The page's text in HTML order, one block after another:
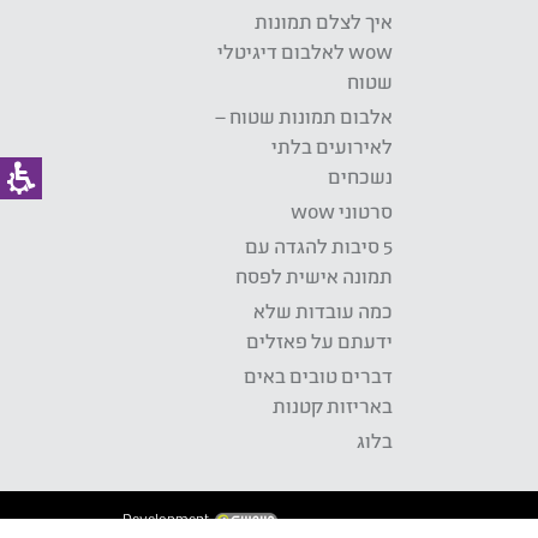
איך לצלם תמונות
wow לאלבום דיגיטלי
שטוח
אלבום תמונות שטוח –
לאירועים בלתי
נשכחים
סרטוני wow
5 סיבות להגדה עם
תמונה אישית לפסח
כמה עובדות שלא
ידעתם על פאזלים
דברים טובים באים
באריזות קטנות
בלוג
Development: